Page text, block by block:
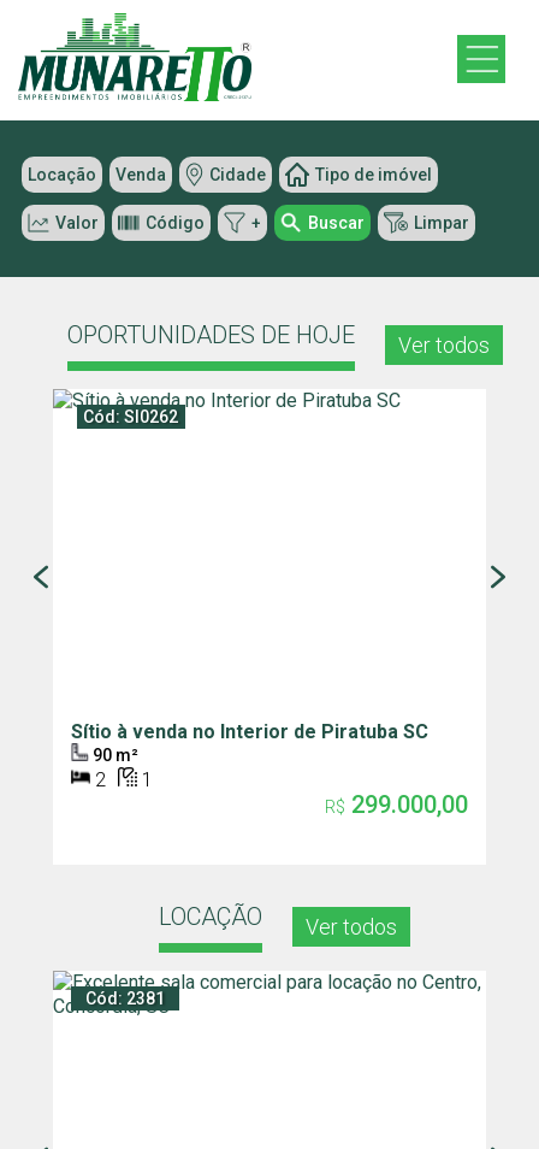
Locação Venda Cidade Tipo de imóvel
Valor Código + Buscar Limpar
OPORTUNIDADES DE HOJE Ver todos
Cód: SI0262
Sítio à venda no Interior de Piratuba SC
90 m²
2 1
R$ 299.000,00
LOCAÇÃO Ver todos
Cód: 2381